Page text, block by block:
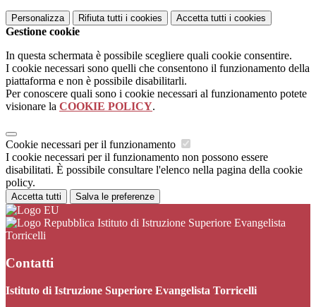
Personalizza Rifiuta tutti i cookies Accetta tutti i cookies
Gestione cookie
In questa schermata è possibile scegliere quali cookie consentire.
I cookie necessari sono quelli che consentono il funzionamento della
piattaforma e non è possibile disabilitarli.
Per conoscere quali sono i cookie necessari al funzionamento potete
visionare la COOKIE POLICY.
Cookie necessari per il funzionamento
I cookie necessari per il funzionamento non possono essere
disabilitati. È possibile consultare l'elenco nella pagina della cookie
policy.
Accetta tutti Salva le preferenze
Istituto di Istruzione Superiore Evangelista
Torricelli
Contatti
Istituto di Istruzione Superiore Evangelista Torricelli